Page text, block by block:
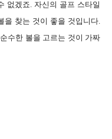
없겠죠. 자신의 골프 스타일
을 찾는 것이 좋을 것입니다.
수한 볼을 고르는 것이 가짜